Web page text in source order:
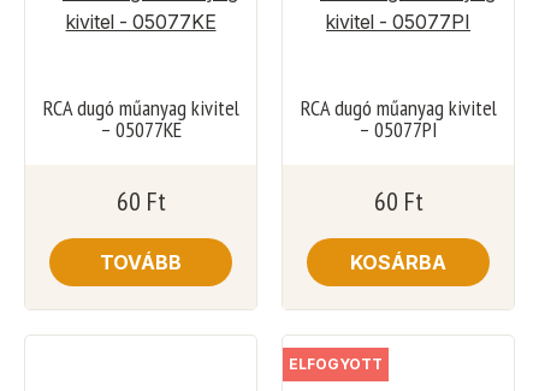
RCA dugó műanyag kivitel
– 05077KE
60 Ft
TOVÁBB
RCA dugó műanyag kivitel
– 05077PI
60 Ft
KOSÁRBA
ELFOGYOTT